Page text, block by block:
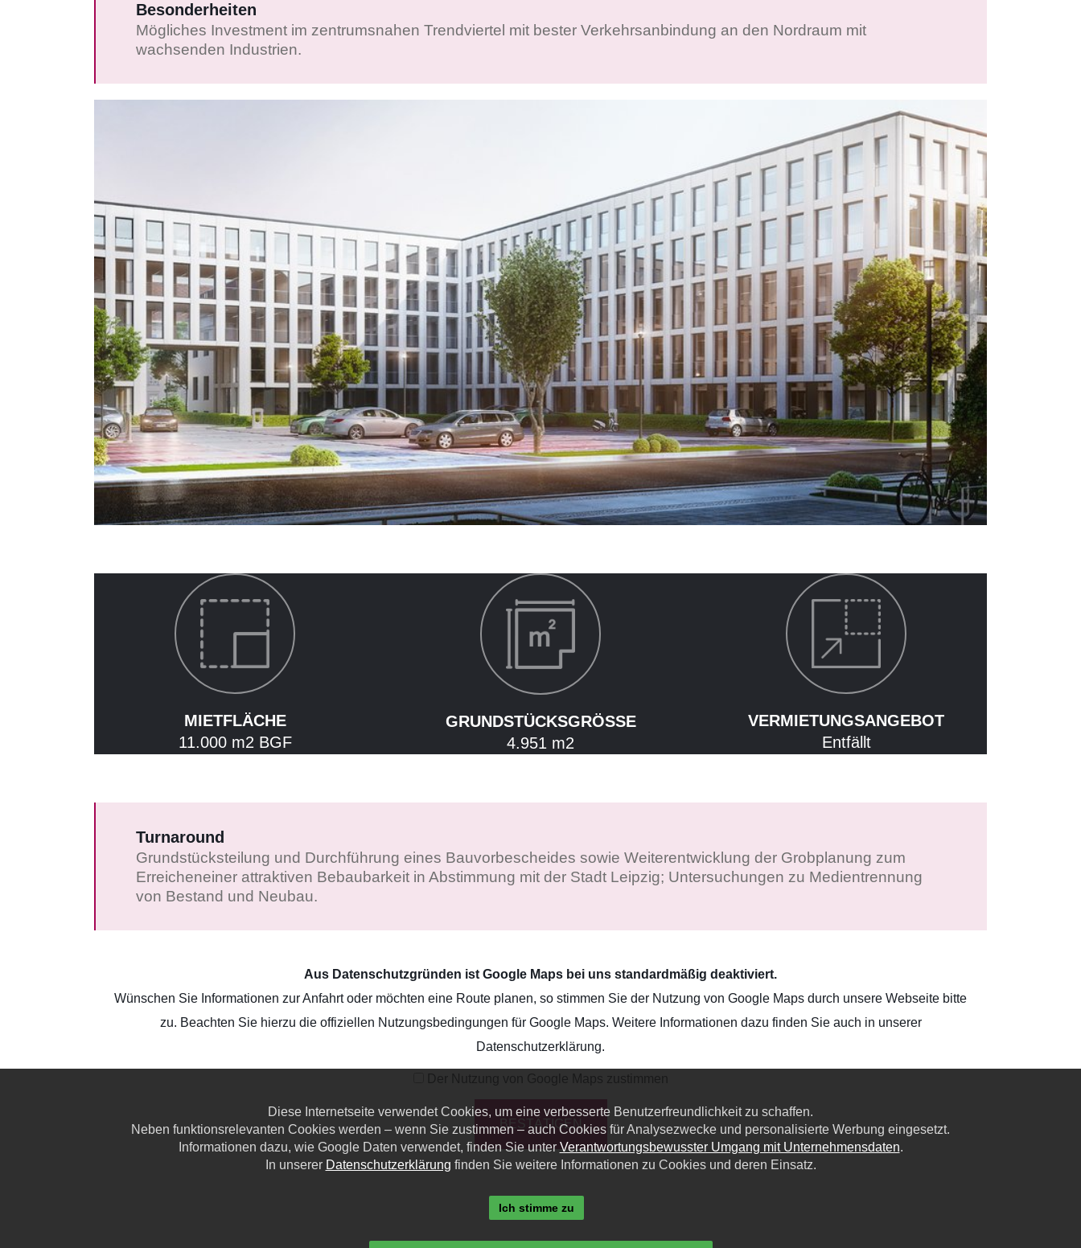
STARTSEITE
AKTUELLES
ÜBER UNS
ANKAUF
VERBUNDENE UNTERNEHMEN
UNSERE IMMOBILIEN
ÜBERSICHT
HOTEL
GEMISCHTE NUTZUNG
PROJEKTENTWICKLUNG
VERMIETUNG
KONTAKT
Besonderheiten
Mögliches Investment im zentrumsnahen Trendviertel mit bester Verkehrsanbindung an den Nordraum mit
wachsenden Industrien.
MIETFLÄCHE
11.000 m2 BGF
GRUNDSTÜCKSGRÖSSE
4.951 m2
VERMIETUNGSANGEBOT
Entfällt
Turnaround
Grundstücksteilung und Durchführung eines Bauvorbescheides sowie Weiterentwicklung der Grobplanung zum
Erreicheneiner attraktiven Bebaubarkeit in Abstimmung mit der Stadt Leipzig; Untersuchungen zu Medientrennung
von Bestand und Neubau.
Aus Datenschutzgründen ist Google Maps bei uns standardmäßig deaktiviert.
Wünschen Sie Informationen zur Anfahrt oder möchten eine Route planen, so stimmen Sie der Nutzung von Google Maps durch unsere Webseite bitte
zu. Beachten Sie hierzu die offiziellen Nutzungsbedingungen für Google Maps. Weitere Informationen dazu finden Sie auch in unserer
Datenschutzerklärung.
BESTÄTIGEN
Diese Internetseite verwendet Cookies, um eine verbesserte Benutzerfreundlichkeit zu schaffen.
Neben funktionsrelevanten Cookies werden – wenn Sie zustimmen – auch Cookies für Analysezwecke und personalisierte Werbung eingesetzt.
Informationen dazu, wie Google Daten verwendet, finden Sie unterVerantwortungsbewusster Umgang mit Unternehmensdaten.
In unserer Datenschutzerklärung finden Sie weitere Informationen zu Cookies und deren Einsatz.
Ich stimme zu